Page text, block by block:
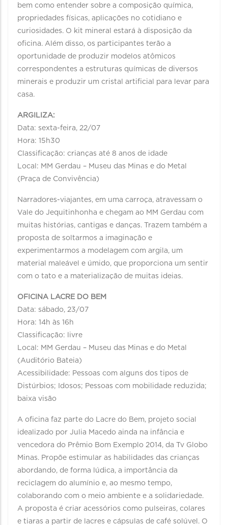
bem como entender sobre a composição química,
propriedades físicas, aplicações no cotidiano e
curiosidades. O kit mineral estará à disposição da
oficina. Além disso, os participantes terão a
oportunidade de produzir modelos atômicos
correspondentes a estruturas químicas de diversos
minerais e produzir um cristal artificial para levar para
casa.
ARGILIZA:
Data: sexta-feira, 22/07
Hora: 15h30
Classificação: crianças até 8 anos de idade
Local: MM Gerdau – Museu das Minas e do Metal
(Praça de Convivência)
Narradores-viajantes, em uma carroça, atravessam o
Vale do Jequitinhonha e chegam ao MM Gerdau com
muitas histórias, cantigas e danças. Trazem também a
proposta de soltarmos a imaginação e
experimentarmos a modelagem com argila, um
material maleável e úmido, que proporciona um sentir
com o tato e a materialização de muitas ideias.
OFICINA LACRE DO BEM
Data: sábado, 23/07
Hora: 14h às 16h
Classificação: livre
Local: MM Gerdau – Museu das Minas e do Metal
(Auditório Bateia)
Acessibilidade: Pessoas com alguns dos tipos de
Distúrbios; Idosos; Pessoas com mobilidade reduzida;
baixa visão
A oficina faz parte do Lacre do Bem, projeto social
idealizado por Julia Macedo ainda na infância e
vencedora do Prêmio Bom Exemplo 2014, da Tv Globo
Minas. Propõe estimular as habilidades das crianças
abordando, de forma lúdica, a importância da
reciclagem do alumínio e, ao mesmo tempo,
colaborando com o meio ambiente e a solidariedade.
A proposta é criar acessórios como pulseiras, colares
e tiaras a partir de lacres e cápsulas de café solúvel. O